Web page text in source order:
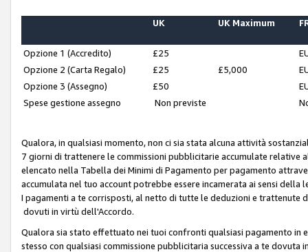
UK UK Maximum
Opzione 1 (Accredito) £25
Opzione 2 (Carta Regalo)
£25 £5,000
Opzione 3 (Assegno)
£50
Spese gestione assegno
Non previste
Qualora, in qualsiasi momento, non ci sia stata alcuna attività
7 giorni di trattenere le commissioni pubblicitarie accumulate
elencato nella Tabella dei Minimi di Pagamento per pagamento
accumulata nel tuo account potrebbe essere incamerata ai sensi
I pagamenti a te corrisposti, al netto di tutte le deduzioni e trattenute
dovuti in virtù dell'Accordo.
Qualora sia stato effettuato nei tuoi confronti qualsiasi pagamento in
stesso con qualsiasi commissione pubblicitaria successiva a te dovuta